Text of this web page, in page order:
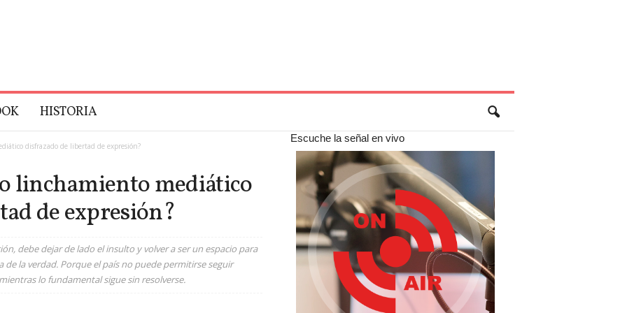
HISTORIA
disfrazado de libertad de expresión?
linchamiento mediático
de expresión?
debe dejar de lado el insulto y volver a ser un espacio para
de la verdad. Porque el país no puede permitirse seguir
lo fundamental sigue sin resolverse.
Escuche la señal en vivo